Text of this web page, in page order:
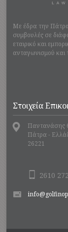
Με έδρα την Πάτρα
συμβουλές σε
εταιρικό και
ανταγωνισμού
Στοιχεία
Παντανάσης
Πάτρα -
26221
2610